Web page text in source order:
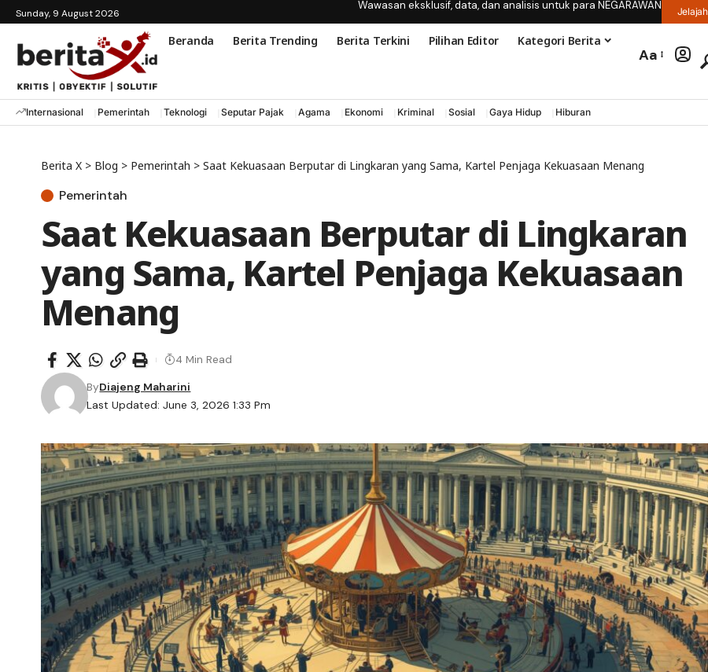
Sunday, 9 August 2026
Wawasan eksklusif, data, dan analisis untuk para NEGARAWAN
Beranda Berita Trending Berita Terkini Pilihan Editor Kategori Berita
Aa
Internasional Pemerintah Teknologi Seputar Pajak Agama Ekonomi Kriminal Sosial Gaya Hidup Hiburan
Berita X > Blog > Pemerintah > Saat Kekuasaan Berputar di Lingkaran yang Sama, Kartel Penjaga Kekuasaan Menang
Pemerintah
Saat Kekuasaan Berputar di Lingkaran
yang Sama, Kartel Penjaga Kekuasaan
Menang
Last Updated: June 3, 2026 1:33 Pm
ByDiajeng Maharini
4 Min Read